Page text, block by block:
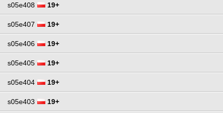
s05e408 19+
s05e407 19+
s05e406 19+
s05e405 19+
s05e404 19+
s05e403 19+